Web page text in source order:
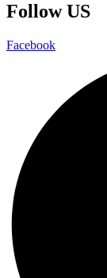
Follow US
Facebook